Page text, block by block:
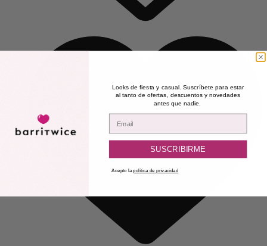
Looks de fiesta y casual. Suscríbete para estar
al tanto de ofertas, descuentos y novedades
antes que nadie.
Email
SUSCRIBIRME
Acepto lapolítica de privacidad